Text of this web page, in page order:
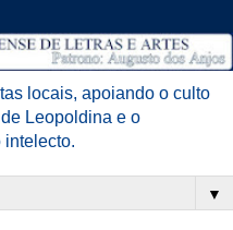
locais, apoiando o culto
Leopoldina e o
intelecto.
▼